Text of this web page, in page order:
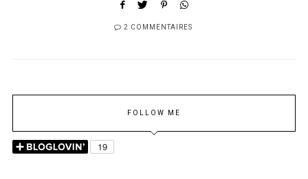
2 COMMENTAIRES
FOLLOW ME